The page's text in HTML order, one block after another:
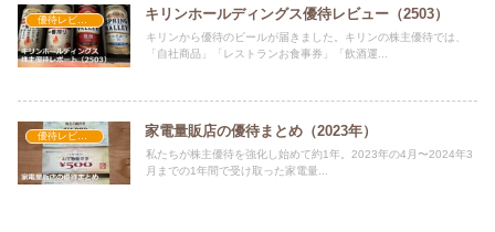
キリンホールディングス優待レビュー（2503）
キリンから優待のビールが届きました。キリンの株主優待では、
「自社商品」「レストランお食事券」「飲酒運...
優待レビュー 家電量販店の優待まとめ（2023年）
私たちが株主優待を強化し始めて約1年。2023年の4月〜2024年3
月までの1年間で受け取った家電量...